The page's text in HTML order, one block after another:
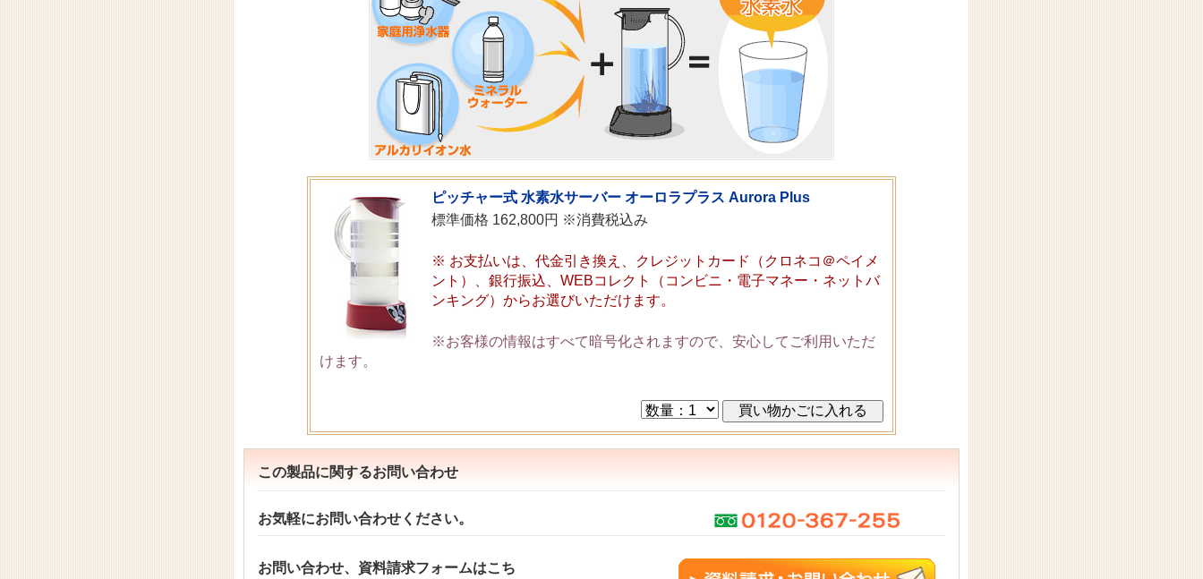
ピッチャー式 水素水サーバー オーロラプラス Aurora Plus
標準価格 162,800円 ※消費税込み
※ お支払いは、代金引き換え、クレジットカード（クロネコ＠ペイメ
ント）、銀行振込、WEBコレクト（コンビニ・電子マネー・ネットバ
ンキング）からお選びいただけます。
※お客様の情報はすべて暗号化されますので、安心してご利用いただ
けます。
この製品に関するお問い合わせ
お気軽にお問い合わせください。
お問い合わせ、資料請求フォームはこち